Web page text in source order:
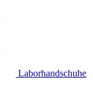
Laborhandschuhe